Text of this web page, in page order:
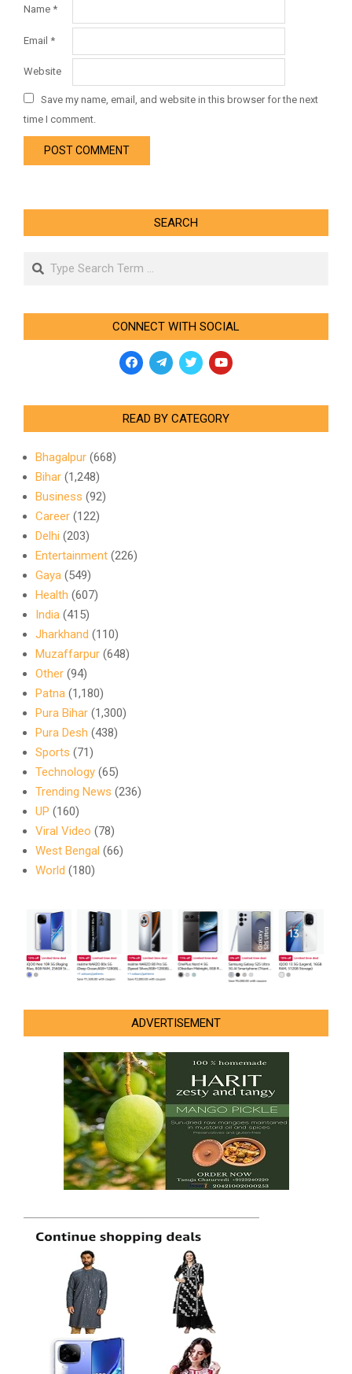
Name *
Email *
Website
Save my name, email, and website in this browser for the next
time I comment.
SEARCH
Search
CONNECT WITH SOCIAL
READ BY CATEGORY
Bhagalpur (668)
Bihar (1,248)
Business (92)
Career (122)
Delhi (203)
Entertainment (226)
Gaya (549)
Health (607)
India (415)
Jharkhand (110)
Muzaffarpur (648)
Other (94)
Patna (1,180)
Pura Bihar (1,300)
Pura Desh (438)
Sports (71)
Technology (65)
Trending News (236)
UP (160)
Viral Video (78)
West Bengal (66)
World (180)
ADVERTISEMENT